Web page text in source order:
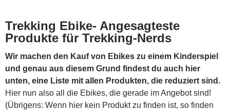
Trekking Ebike- Angesagteste
Produkte für Trekking-Nerds
Wir machen den Kauf von Ebikes zu einem Kinderspiel
und genau aus diesem Grund findest du auch hier
unten, eine Liste mit allen Produkten, die reduziert sind.
Hier nun also all die Ebikes, die gerade im Angebot sind!
(Übrigens: Wenn hier kein Produkt zu finden ist, so finden